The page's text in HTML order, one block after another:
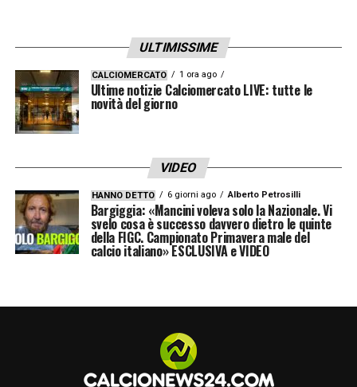
Ancelotti quando valuta gli episodi.
LA PLAYLIST DELLE NOSTRE TOP NEWS
ULTIMISSIME
CALCIOMERCATO 1 ora ago
Ultime notizie Calciomercato LIVE: tutte le
novità del giorno
VIDEO
HANNO DETTO 6 giorni ago Alberto Petrosilli
Bargiggia: «Mancini voleva solo la Nazionale. Vi
svelo cosa è successo davvero dietro le quinte
della FIGC. Campionato Primavera male del
calcio italiano» ESCLUSIVA e VIDEO